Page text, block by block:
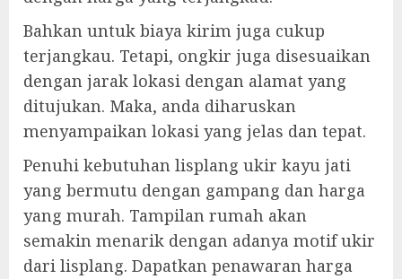
Bahkan untuk biaya kirim juga cukup
terjangkau. Tetapi, ongkir juga disesuaikan
dengan jarak lokasi dengan alamat yang
ditujukan. Maka, anda diharuskan
menyampaikan lokasi yang jelas dan tepat.
Penuhi kebutuhan lisplang ukir kayu jati
yang bermutu dengan gampang dan harga
yang murah. Tampilan rumah akan
semakin menarik dengan adanya motif ukir
dari lisplang. Dapatkan penawaran harga